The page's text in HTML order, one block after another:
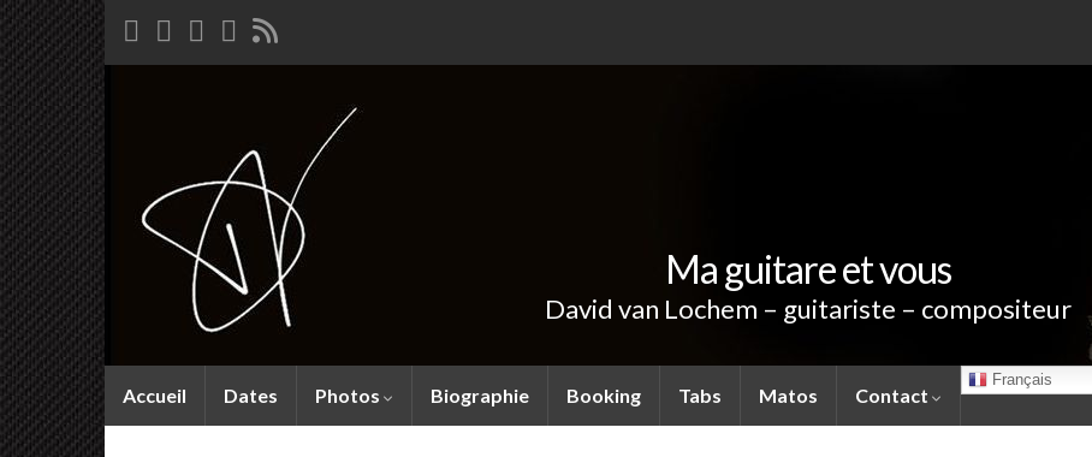
Ma guitare et vous
David van Lochem – guitariste – compositeur
Accueil Dates Photos Biographie Booking Tabs Matos Contact
Français